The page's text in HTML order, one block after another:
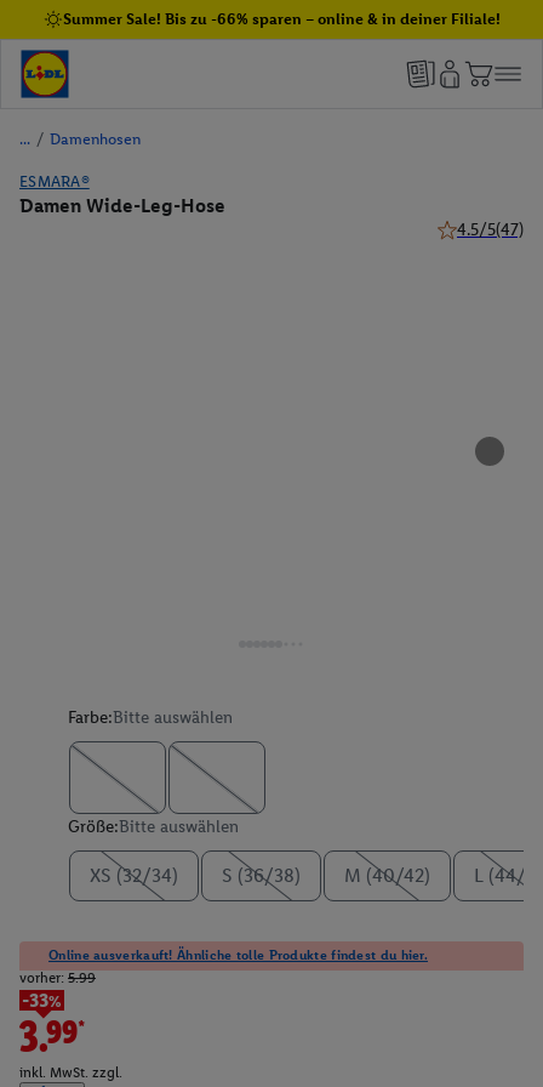
Summer Sale! Bis zu -66% sparen – online & in deiner Filiale!
/ Damenhosen
ESMARA®
Damen Wide-Leg-Hose
4.5/5(47)
Farbe:Bitte auswählen
Größe:Bitte auswählen
XS (32/34) S (36/38) M (40/42) L (44/
Online ausverkauft! Ähnliche tolle Produkte findest du hier.
vorher: 5.99
-33%
3.99*
inkl. MwSt. zzgl.